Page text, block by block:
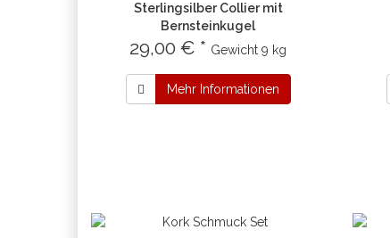
Sterlingsilber Collier mit
Bernsteinkugel
29,00 € * Gewicht 9 kg
Mehr Informationen